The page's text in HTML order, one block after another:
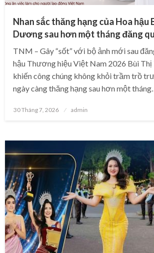
Nhan sắc thăng hạng của Hoa hậu
Dương sau hơn một tháng đăng
TNM – Gây “sốt” với bộ ảnh mới sau
hậu Thương hiệu Việt Nam 2026 Bùi
khiến công chúng không khỏi trầm trồ
ngày càng thăng hạng sau hơn một tháng…
Posted
30 Tháng 7, 2026 admin